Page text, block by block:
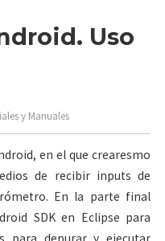
Uso
y Manuales
en el que crearesmo
de recibir inputs de
En la parte final
SDK en Eclipse para